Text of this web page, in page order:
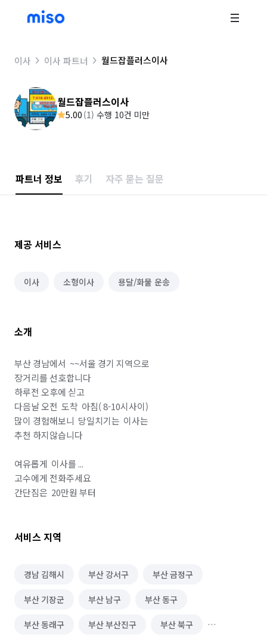
이사 이사 파트너 월드잡플러스이사
월드잡플러스이사
5.00 (1) 수행 10건 미만
파트너 정보 후기 자주 묻는 질문
제공 서비스
이사 소형이사 용달/화물 운송
소개
부산 경남에서  ~~서울 경기 지역으로
장거리를 선호합니다
하루전 오후에 싣고
다음날 오전  도착  아침( 8-10시사이)
많이 경험해보니  당일치기는  이사는
추천 하지않습니다
여유롭게  이사를 ...
고수에게 전화주세요
간단짐은  20만원 부터
서비스 지역
경남 김해시 부산 강서구 부산 금정구
부산 기장군 부산 남구 부산 동구
부산 동래구 부산 부산진구 부산 북구